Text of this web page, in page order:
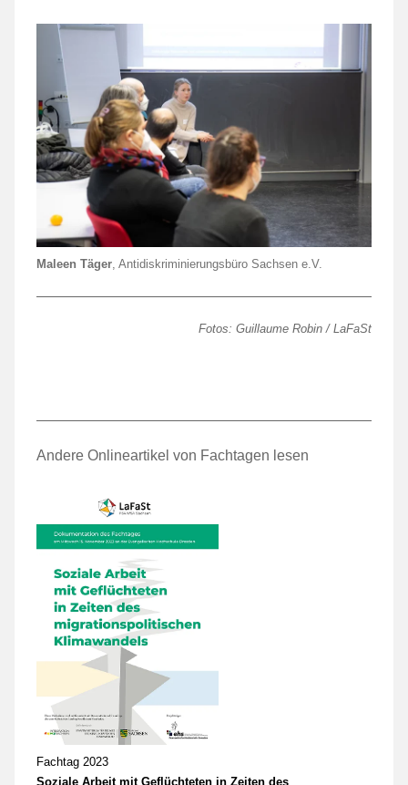
Maleen Täger, Antidiskriminierungsbüro Sachsen e.V.
Fotos: Guillaume Robin / LaFaSt
Andere Onlineartikel von Fachtagen lesen
Fachtag 2023
Soziale Arbeit mit Geflüchteten in Zeiten des